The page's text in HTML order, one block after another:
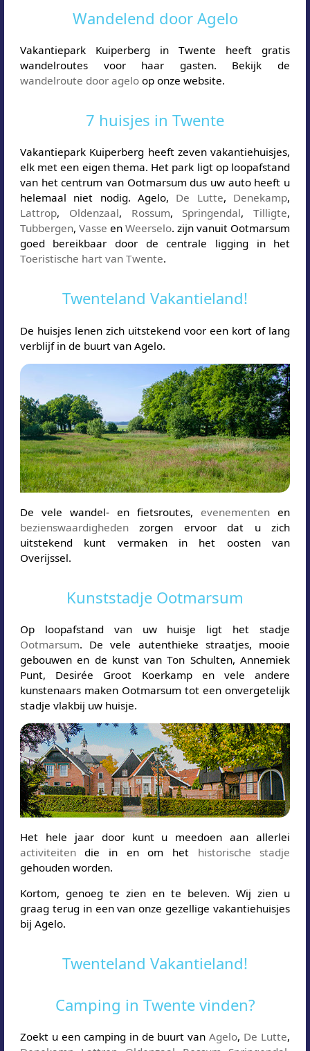
Wandelend door Agelo
Vakantiepark Kuiperberg in Twente heeft gratis
wandelroutes voor haar gasten. Bekijk de
wandelroute door ageloop onze website.
7 huisjes in Twente
Vakantiepark Kuiperberg heeft zeven vakantiehuisjes,
elk met een eigen thema. Het park ligt op loopafstand
van het centrum van Ootmarsum dus uw auto heeft u
helemaal niet nodig. Agelo, De Lutte, Denekamp,
Lattrop, Oldenzaal, Rossum, Springendal,Tilligte,
Tubbergen, Vasse en Weerselo. zijn vanuit Ootmarsum
goed bereikbaar door de centrale ligging in het
Toeristische hart van Twente.
Twenteland Vakantieland!
De huisjes lenen zich uitstekend voor een kort of lang
verblijf in de buurt van Agelo.
De vele wandel- en fietsroutes, evenementen en
bezienswaardighedenzorgen ervoor dat u zich
uitstekend kunt vermaken in het oosten van
Overijssel.
Kunststadje Ootmarsum
Op loopafstand van uw huisje ligt het stadje
Ootmarsum. De vele autenthieke straatjes, mooie
gebouwen en de kunst van Ton Schulten, Annemiek
Punt, Desirée Groot Koerkamp en vele andere
kunstenaars maken Ootmarsum tot een onvergetelijk
stadje vlakbij uw huisje.
Het hele jaar door kunt u meedoen aan allerlei
activiteitendie in en om het historische stadje
gehouden worden.
Kortom, genoeg te zien en te beleven. Wij zien u
graag terug in een van onze gezellige vakantiehuisjes
bij Agelo.
Twenteland Vakantieland!
Camping in Twente vinden?
Zoekt u een camping in de buurt vanAgelo, De Lutte,